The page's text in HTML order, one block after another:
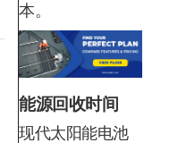
本。
能源回收时间
现代太阳能电池